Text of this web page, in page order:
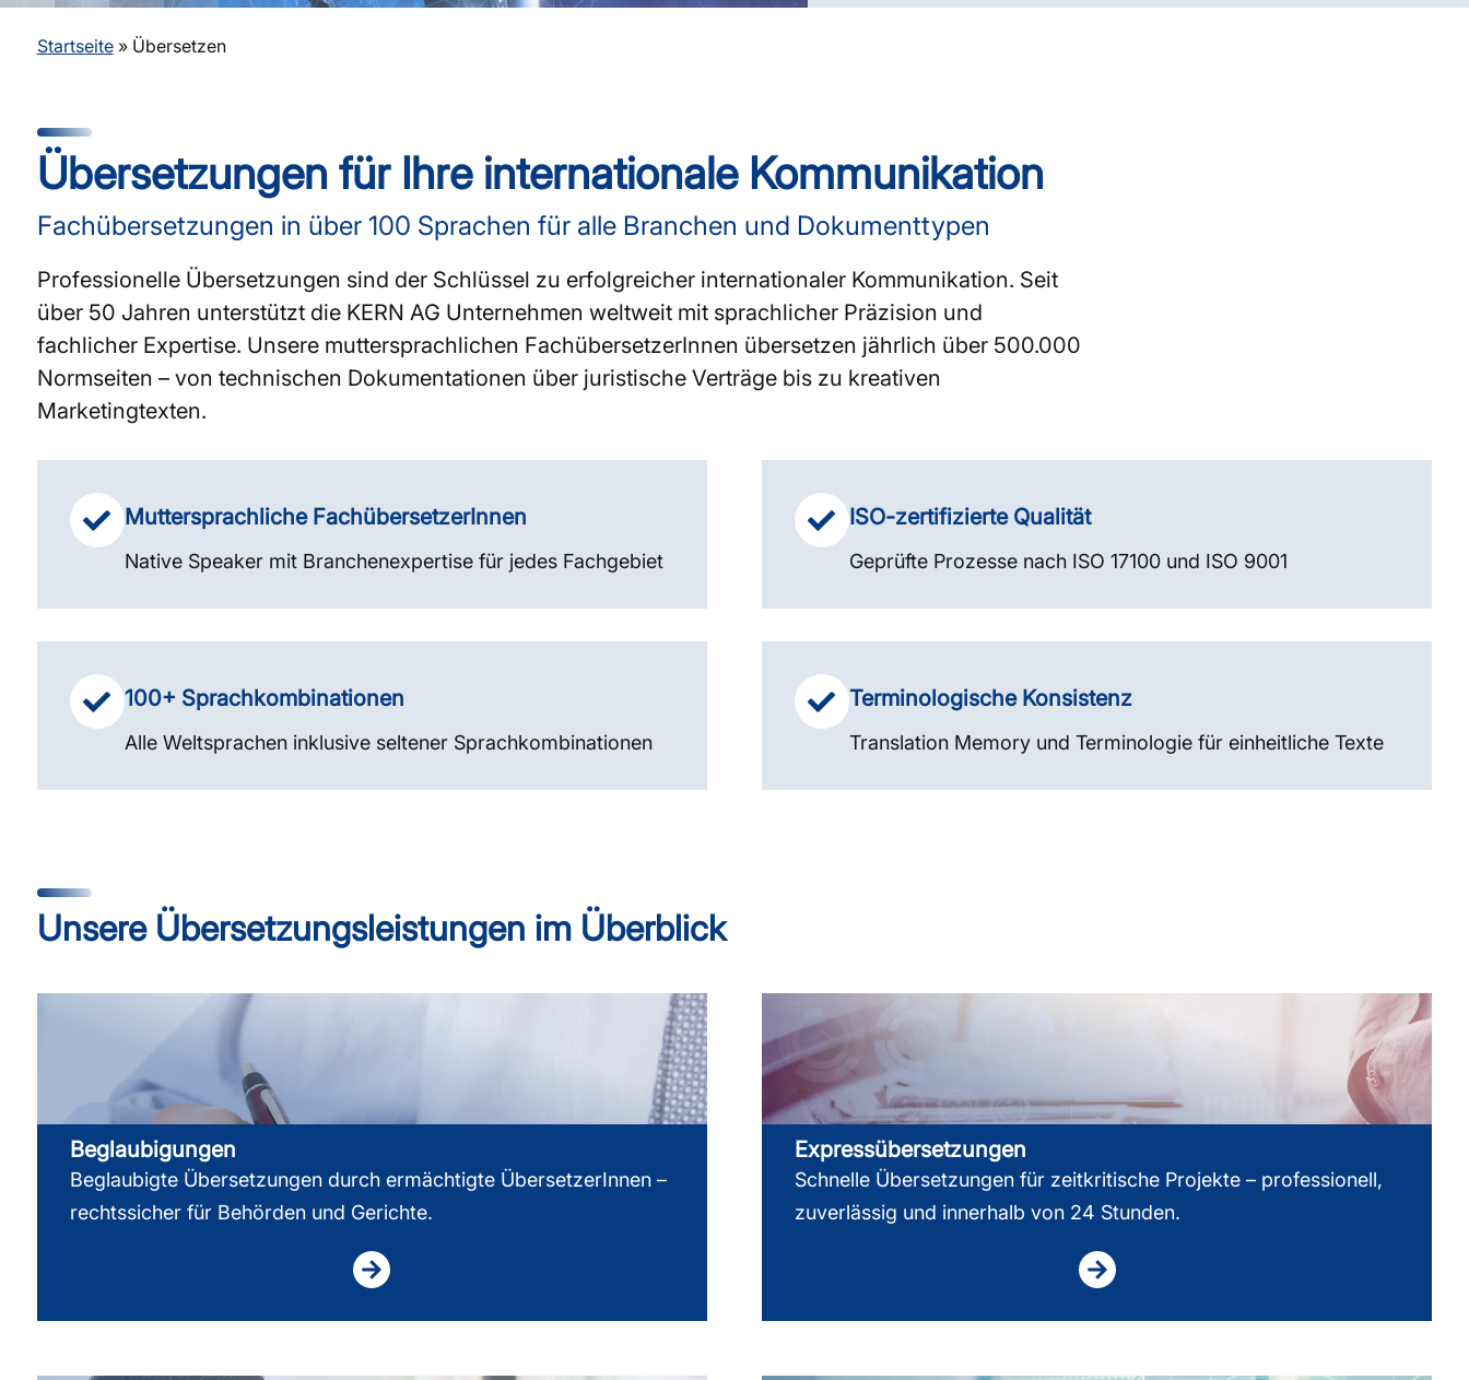
Startseite» Übersetzen
Übersetzungen für Ihre internationale Kommunikation
Fachübersetzungen in über 100 Sprachen für alle Branchen und Dokumenttypen
Professionelle Übersetzungen sind der Schlüssel zu erfolgreicher internationaler Kommunikation. Seit
über 50 Jahren unterstützt die KERN AG Unternehmen weltweit mit sprachlicher Präzision und
fachlicher Expertise. Unsere muttersprachlichen FachübersetzerInnen übersetzen jährlich über 500.000
Normseiten – von technischen Dokumentationen über juristische Verträge bis zu kreativen
Marketingtexten.
Muttersprachliche FachübersetzerInnen
Native Speaker mit Branchenexpertise für jedes Fachgebiet
ISO-zertifizierte Qualität
Geprüfte Prozesse nach ISO 17100 und ISO 9001
100+ Sprachkombinationen
Alle Weltsprachen inklusive seltener Sprachkombinationen
Terminologische Konsistenz
Translation Memory und Terminologie für einheitliche Texte
Unsere Übersetzungsleistungen im Überblick
Beglaubigungen
Beglaubigte Übersetzungen durch ermächtigte ÜbersetzerInnen –
rechtssicher für Behörden und Gerichte.
Expressübersetzungen
Schnelle Übersetzungen für zeitkritische Projekte – professionell,
zuverlässig und innerhalb von 24 Stunden.